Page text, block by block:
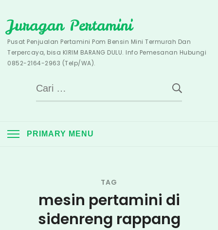
to
content
Juragan Pertamini
Pusat Penjualan Pertamini Pom Bensin Mini Termurah Dan
Terpercaya, bisa KIRIM BARANG DULU. Info Pemesanan Hubungi
0852-2164-2963 (Telp/WA).
Cari
untuk:
PRIMARY MENU
TAG
mesin pertamini di
sidenreng rappang